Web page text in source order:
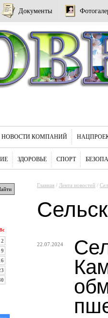
Документы
НОВОСТИ КОМПАНИЙ
ЗДОРОВЬЕ СПОРТ
2
9
Главная / Лента новостей /
22.07.2024